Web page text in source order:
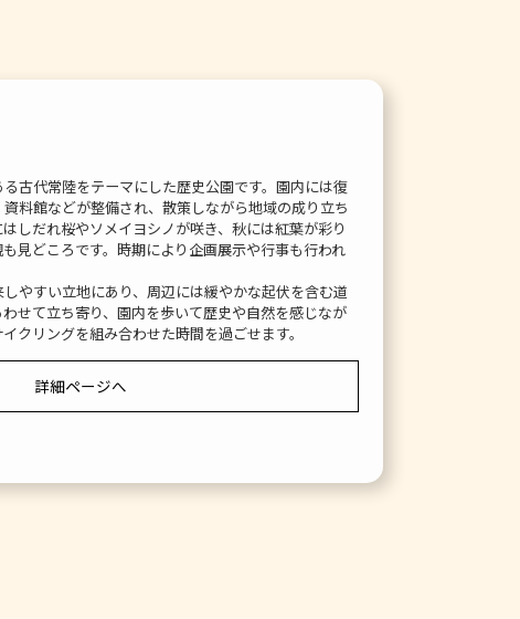
古代常陸をテーマにした歴史公園です。園内には復
料館などが整備され、散策しながら地域の成り立ち
しだれ桜やソメイヨシノが咲き、秋には紅葉が彩り
見どころです。時期により企画展示や行事も行われ
やすい立地にあり、周辺には緩やかな起伏を含む道
せて立ち寄り、園内を歩いて歴史や自然を感じなが
クリングを組み合わせた時間を過ごせます。
詳細ページへ